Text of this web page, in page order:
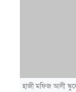
হাজী মফিজ আলী